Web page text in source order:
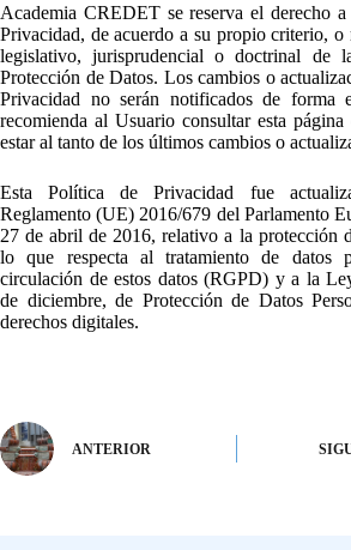
Academia CREDET se reserva el derecho
Privacidad, de acuerdo a su propio criterio,
legislativo, jurisprudencial o doctrinal de
Protección de Datos. Los cambios o
Privacidad no serán notificados de forma
recomienda al Usuario consultar esta
estar al tanto de los últimos cambios o
Esta Política de Privacidad fue
Reglamento (UE) 2016/679 del Parlamento
27 de abril de 2016, relativo a la protección
lo que respecta al tratamiento de datos
circulación de estos datos (RGPD) y a la
de diciembre, de Protección de Datos
derechos digitales.
ANTERIOR